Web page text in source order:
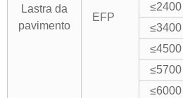
Lastra da
pavimento
EFP
≤2400
≤3400
≤4500
≤5700
≤6000